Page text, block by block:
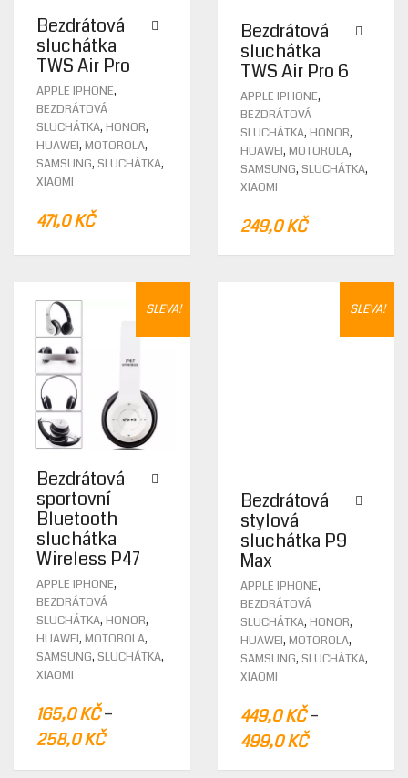
Bezdrátová
sluchátka
TWS Air Pro
APPLE IPHONE,
BEZDRÁTOVÁ
SLUCHÁTKA, HONOR,
HUAWEI, MOTOROLA,
SAMSUNG, SLUCHÁTKA,
XIAOMI
471,0KČ
Bezdrátová
sluchátka
TWS Air Pro 6
APPLE IPHONE,
BEZDRÁTOVÁ
SLUCHÁTKA, HONOR,
HUAWEI, MOTOROLA,
SAMSUNG, SLUCHÁTKA,
XIAOMI
249,0KČ
SLEVA!
Bezdrátová
sportovní
Bluetooth
sluchátka
Wireless P47
APPLE IPHONE,
BEZDRÁTOVÁ
SLUCHÁTKA, HONOR,
HUAWEI, MOTOROLA,
SAMSUNG, SLUCHÁTKA,
XIAOMI
165,0KČ–
258,0KČ
SLEVA!
Bezdrátová
stylová
sluchátka P9
Max
APPLE IPHONE,
BEZDRÁTOVÁ
SLUCHÁTKA, HONOR,
HUAWEI, MOTOROLA,
SAMSUNG, SLUCHÁTKA,
XIAOMI
449,0KČ–
499,0KČ